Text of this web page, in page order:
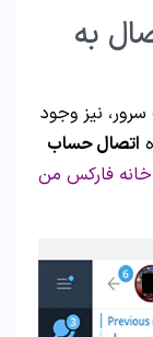
به
نیز وجود
اتصال حساب
خانه فارکس من